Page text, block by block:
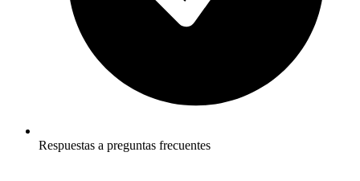
Respuestas a preguntas frecuentes